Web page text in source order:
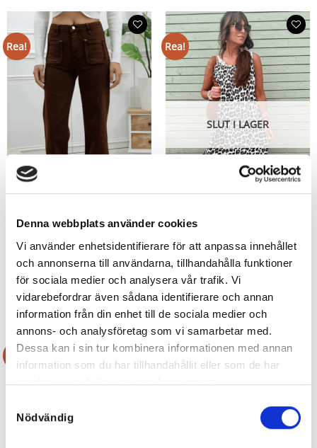
Denna webbplats använder cookies
Vi använder enhetsidentifierare för att anpassa innehållet
och annonserna till användarna, tillhandahålla funktioner
för sociala medier och analysera vår trafik. Vi
vidarebefordrar även sådana identifierare och annan
information från din enhet till de sociala medier och
annons- och analysföretag som vi samarbetar med.
Dessa kan i sin tur kombinera informationen med annan
information som du har tillhandahållit eller som de har
samlat in när du har använt deras tjänster.
Nödvändig
Rea!
Lisa Stretchjeans Chokladbruna
Folyrose
599
ursprungliga
var:
599 kr.
300
nuvarande
är:
300 kr.
Rea!
SLUT I LAGER
Maxime Bomullsklänning Leo –
FYNDA
499 kr
ursprungliga
var:
499 kr.
250
är:
250 kr.
Rea! Rea!